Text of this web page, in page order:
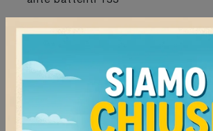
I più visti a :
Voghera
Continua a navigare